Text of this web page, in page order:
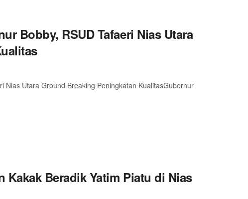
Bobby, RSUD Tafaeri Nias Utara
Nias Utara Ground Breaking Peningkatan KualitasGubernur
Beradik Yatim Piatu di Nias